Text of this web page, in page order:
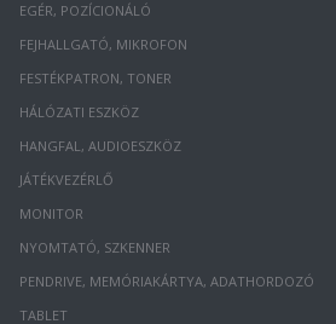
EGÉR, POZÍCIONÁLÓ
FEJHALLGATÓ, MIKROFON
FESTÉKPATRON, TONER
HÁLÓZATI ESZKÖZ
HANGFAL, AUDIOESZKÖZ
JÁTÉKVEZÉRLŐ
MONITOR
NYOMTATÓ, SZKENNER
PENDRIVE, MEMÓRIAKÁRTYA, ADATHORDOZÓ
TABLET